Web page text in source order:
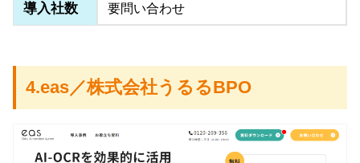
導入社数 要問い合わせ
4.eas／株式会社うるるBPO